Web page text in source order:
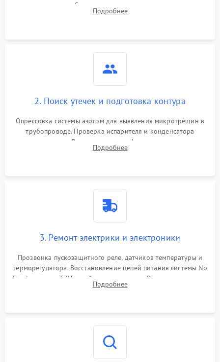
1000 ₽
1800 ₽
сопротивления обмоток мотора, проверка термостата и
считывание кодов ошибок с электронного дисплея.
Подробнее
2. Поиск утечек и подготовка контура
Опрессовка системы азотом для выявления микротрещин в
трубопроводе. Проверка испарителя и конденсатора
течеискателем. Демонтаж старого фильтра-осушителя и
продувка капиллярной трубки для устранения засоров.
Подробнее
3. Ремонт электрики и электроники
Прозвонка пускозащитного реле, датчиков температуры и
терморегулятора. Восстановление цепей питания системы No
Frost, включая ТЭН оттайки и вентилятор. Ремонт или замена
платы управления при сбоях алгоритмов.
Подробнее